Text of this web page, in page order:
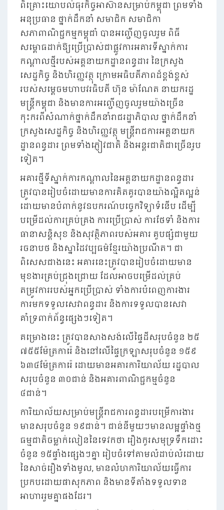
ពិគ្រោះយោបល់ធុរកិច្ចអាស៊ានសម្រាប់កម្ពុជា ព្រមទាំង
អនុប្រធាន ថ្នាក់ដឹកនាំ សមាជិក សមាជិកា
សភាពាណិជ្ជកម្មកម្ពុជាំ បានអញ្ជើញចូលរួម ពិធី
សម្ពោធដាក់ឱ្យប្រើប្រាស់ជាផ្លូវការអគារទីស្នាក់ការ
កណ្តាលថ្មីរបស់អគ្គនាយកដ្ឋានពន្ធដារ នៃក្រសួង
សេដ្ឋកិច្ច និងហិរញ្ញវត្ថុ ក្រោមអធិបតីភាពដ៏ខ្ពង់ខ្ពស់
របស់សម្តេចមហាបវរធិបតី ហ៊ុន ម៉ាណែត នាយករដ្ឋ
មន្ត្រីកម្ពុជា និងមានការអញ្ជើញចូលរួមយ៉ាងច្រើន
កុះករពីសំណាក់ថ្នាក់ដឹកនាំរាជរដ្ឋាភិបាល ថ្នាក់ដឹកនាំ
ក្រសួងសេដ្ឋកិច្ច និងហិរញ្ញវត្ថុ មន្ត្រីរាជការអគ្គនាយក
ដ្ឋានពន្ធដារ ព្រមទាំងភ្ញៀវជាតិ និងអន្តរជាតិជាច្រើនរូប
ទៀត។
អគារថ្មីទីស្នាក់ការកណ្តាលនៃអគ្គនាយកដ្ឋានពន្ធដារ
ត្រូវបានរៀបចំដោយមានការគិតគូរបានយ៉ាងល្អិតល្អន់
ដោយមានបំពាក់នូវឧបករណ៍បច្ចេកវិទ្យាទំនើប ដើម្បី
បម្រើដល់ការគ្រប់គ្រង ការប្រើប្រាស់ ការថែទាំ និងការ
ធានាសន្តិសុខ និងសុវត្ថិភាពរបស់អគារ គួបផ្សំជាមួយ
រចនាបថ និងស្នាដៃវប្បធម៌ខ្មែរយ៉ាងប្រណីត។ ជា
ពិសេសជាងនេះ អគារនេះត្រូវបានរៀបចំដោយមាន
មុខងារគ្រប់ជ្រុងជ្រោយ ដែលអាចបម្រើដល់គ្រប់
តម្រូវការរបស់អ្នកប្រើប្រាស់ ទាំងការបំពេញការងារ
ការមកទទួលសេវាពន្ធដារ និងការទទួលបានសេវា
គាំទ្រពាក់ព័ន្ធផ្សេងៗទៀត។
គម្រោងនេះ ត្រូវបានសាងសង់លើផ្ទៃដីសរុបចំនួន ២៥
៧៥៥ម៉ែត្រការ៉េ និងនៅលើផ្ទៃក្រឡាសរុបចំនួន ១៥៩
៦៣៤ម៉ែត្រការ៉េ ដោយមានអគារការិយាល័យ រដ្ឋបាល
សរុបចំនួន ៣០ជាន់ និងអគារពាណិជ្ជកម្មចំនួន
៤ជាន់។
ការិយាល័យសម្រាប់មន្រ្តីរាជការពន្ធដារបម្រើការងារ
មានសរុបចំនួន ១៩ជាន់។ ជាន់នីមួយៗមានលម្អផ្ទាំងថ្ម
ធម្មជាតិចម្លាក់លៀននៃទេវកថា រឿងកូរសមុទ្រទឹកដោះ
ចំនួន ១៥ផ្ទាំងផ្សេងៗគ្នា រៀបចំទៅតាមលំដាប់លំដោយ
នៃសាច់រឿងទាំងមូល, មានលំហការិយាល័យធ្វើការ
ប្រកបដោយផាសុកភាព និងមានទីតាំងទទួលទាន
អាហាររួមគ្នាផងដែរ។